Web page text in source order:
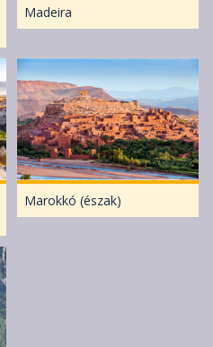
Madeira
Marokkó (észak)